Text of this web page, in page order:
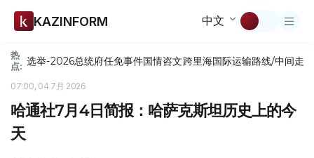
KAZINFORM 中文
热
点: 选举-2026总统府任免事件国情咨文跨里海国际运输路线/中间走廊
07:00, 04 7月 2026
哈通社7月4日简报：哈萨克斯坦历史上的今
天